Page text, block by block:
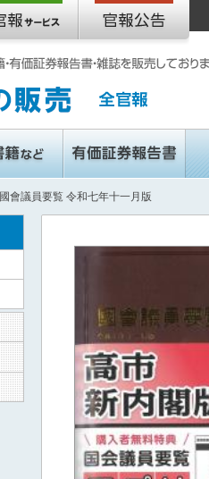
國會議員要覧 令和七年十一月版